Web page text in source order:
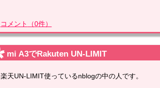
コメント （0件）
mi A3でRakuten UN-LIMIT
楽天UN-LIMIT使っているnblogの中の人です。